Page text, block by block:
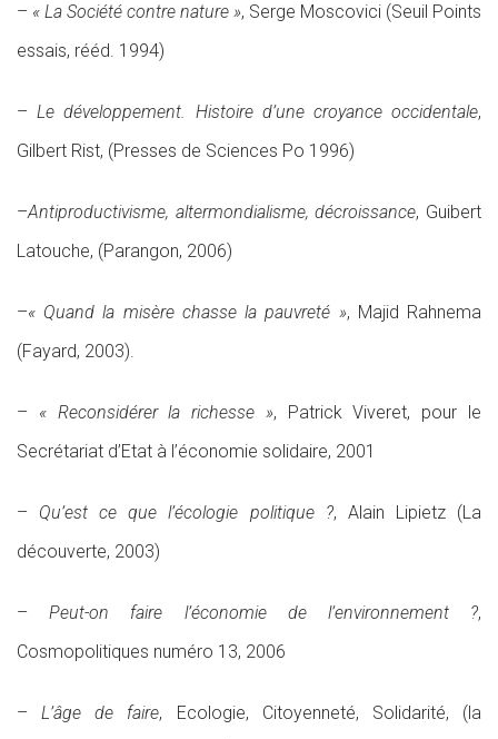
– « La Société contre nature », Serge Moscovici (Seuil Points
essais, rééd. 1994)
–Le développement. Histoire d’une croyance occidentale,
Gilbert Rist, (Presses de Sciences Po 1996)
–Antiproductivisme, altermondialisme, décroissance, Guibert
Latouche, (Parangon, 2006)
–« Quand la misère chasse la pauvreté », Majid Rahnema
(Fayard, 2003).
– « Reconsidérer la richesse », Patrick Viveret, pour le
Secrétariat d’Etat à l’économie solidaire, 2001
– Qu’est ce que l’écologie politique ?, Alain Lipietz (La
découverte, 2003)
–Peut-on faire l’économie de l’environnement ?,
Cosmopolitiques numéro 13, 2006
–L’âge de faire, Ecologie, Citoyenneté, Solidarité, (la